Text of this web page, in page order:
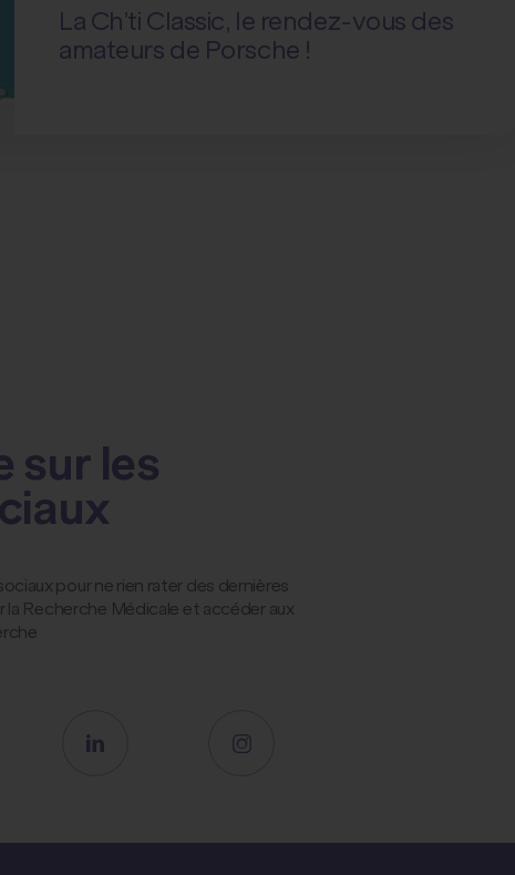
La Ch’ti Classic, le rendez-vous des
amateurs de Porsche !
sur les
pour ne rien rater des dernières
Recherche Médicale et accéder aux